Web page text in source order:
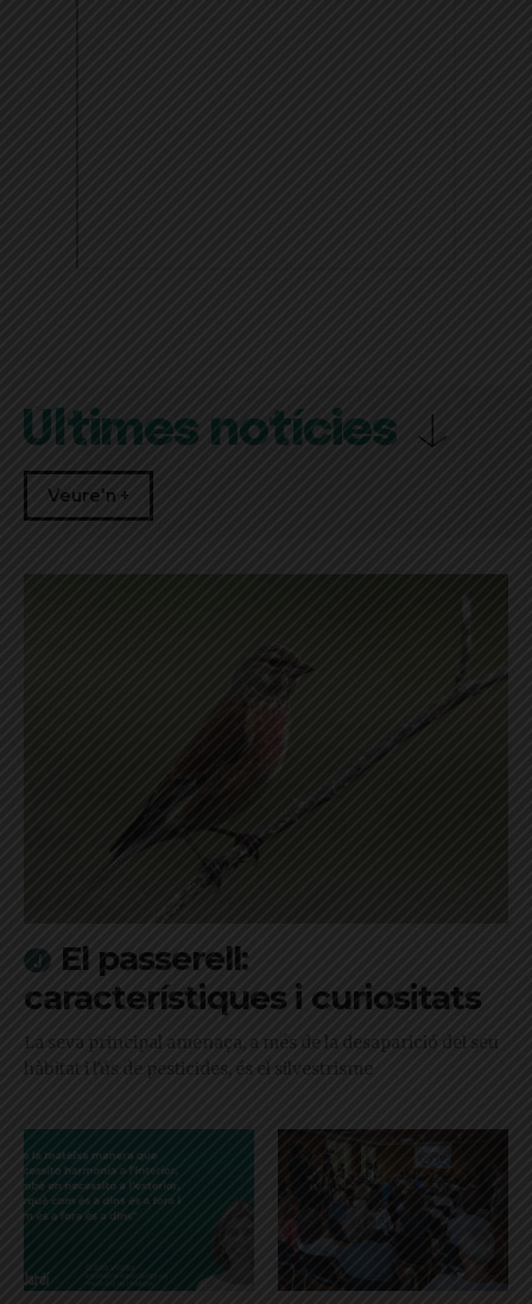
Últimes notícies
Veure'n +
El passerell:
característiques i curiositats
La seva principal amenaça, a més de la desaparició del seu
hàbitat i l'ús de pesticides, és el silvestrisme